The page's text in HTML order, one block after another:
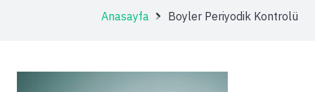
Anasayfa Boyler Periyodik Kontrolü